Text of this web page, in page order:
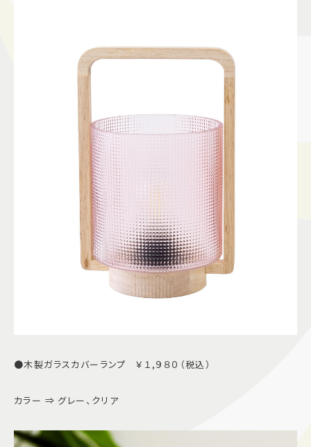
●木製ガラスカバーランプ ￥１,９８０（税込）
カラー ⇒ グレー、クリア